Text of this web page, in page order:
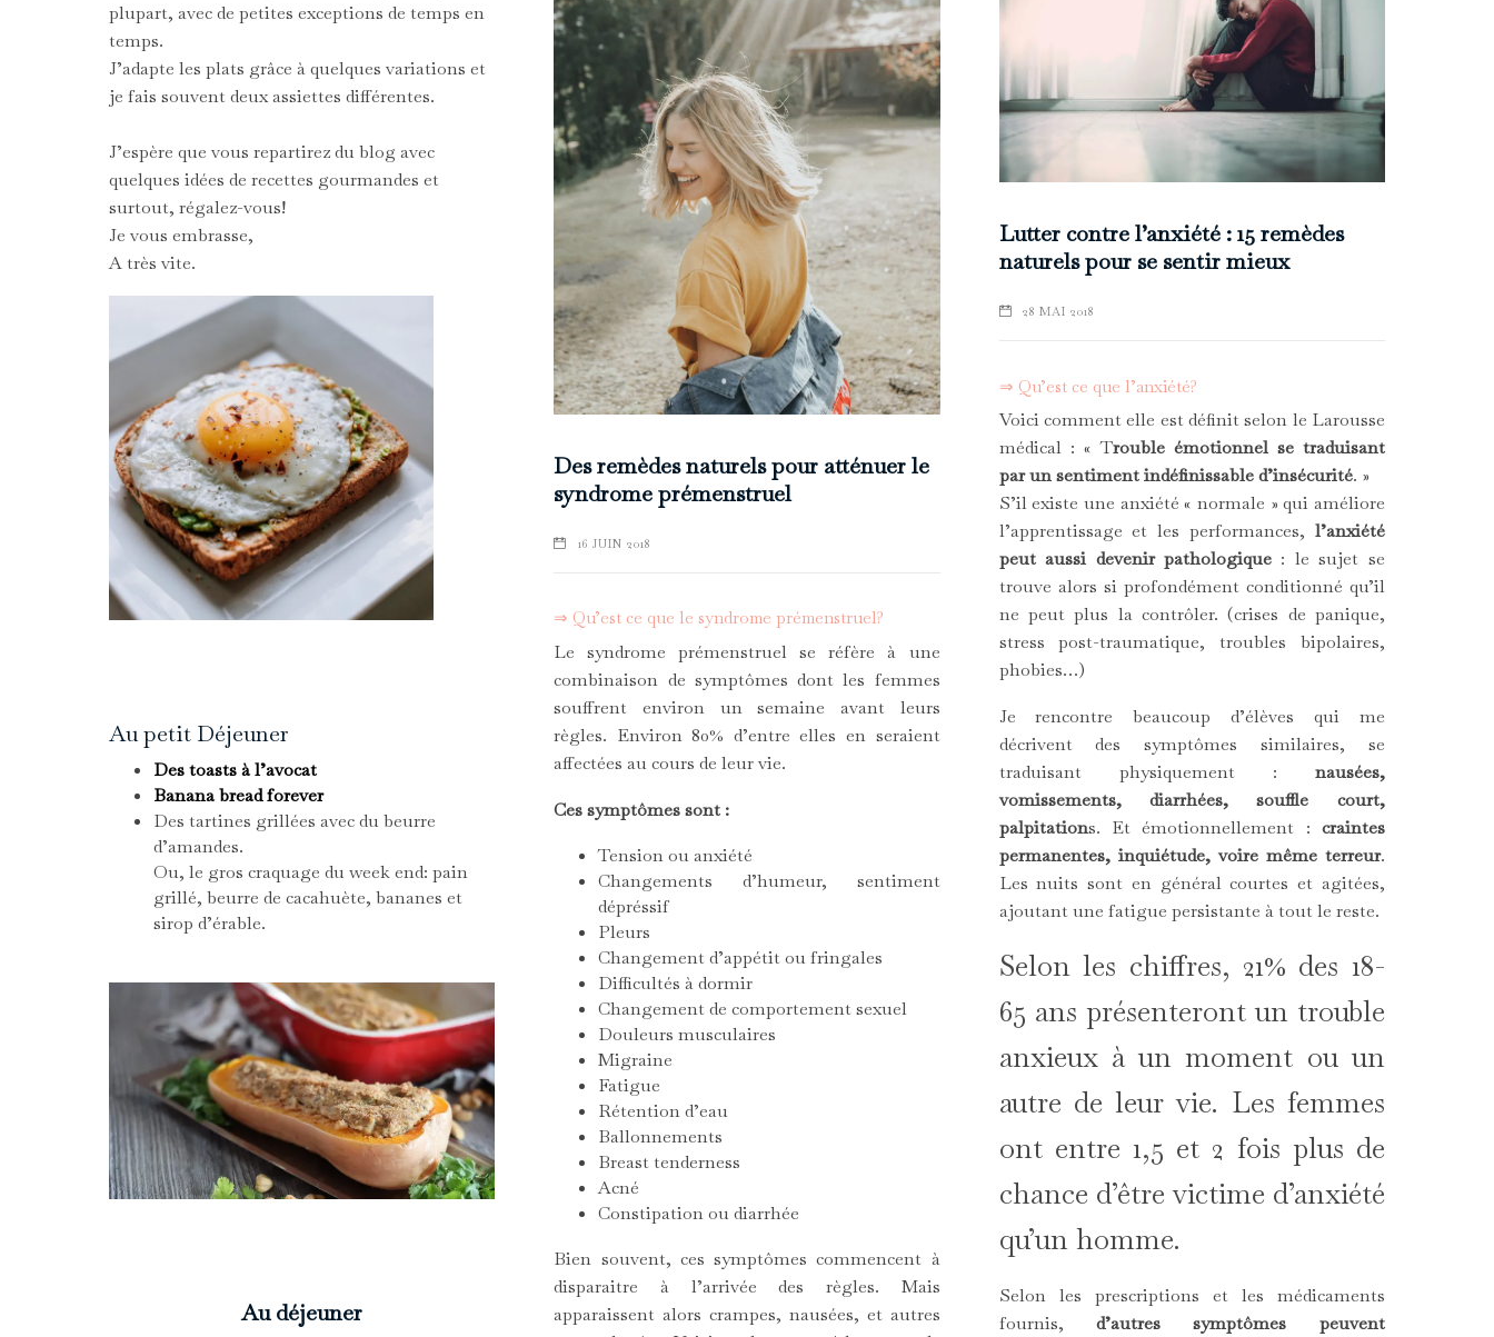
plupart, avec de petites exceptions de temps en
temps.
J’adapte les plats grâce à quelques variations et
je fais souvent deux assiettes différentes.
J’espère que vous repartirez du blog avec
quelques idées de recettes gourmandes et
surtout, régalez-vous!
Je vous embrasse,
A très vite.
Au petit Déjeuner
Des toasts à l’avocat
Banana breadforever
Des tartines grillées avec du beurre
d’amandes.
Ou, le gros craquage du week end: pain
grillé, beurre de cacahuète, bananes et
sirop d’érable.
Au déjeuner
Des remèdes naturels pour atténuer le
syndrome prémenstruel
16 JUIN 2018
⇒ Qu’est ce que le syndrome prémenstruel?
Le syndrome prémenstruel se réfère à une
combinaison de symptômes dont les femmes
souffrent environ un semaine avant leurs
règles. Environ 80% d’entre elles en seraient
affectées au cours de leur vie.
Ces symptômes sont :
Tension ou anxiété
Changements d’humeur, sentiment
dépréssif
Pleurs
Changement d’appétit ou fringales
Difficultés à dormir
Changement de comportement sexuel
Douleurs musculaires
Migraine
Fatigue
Rétention d’eau
Ballonnements
Breast tenderness
Acné
Constipation ou diarrhée
Bien souvent, ces symptômes commencent à
disparaitre à l’arrivée des règles. Mais
apparaissent alors crampes, nausées, et autres
Lutter contre l’anxiété : 15 remèdes
naturels pour se sentir mieux
28 MAI 2018
⇒ Qu’est ce que l’anxiété?
Voici comment elle est définit selon le Larousse
médical : « Trouble émotionnel se traduisant
par un sentiment indéfinissable d’insécurité. »
S’il existe une anxiété « normale » qui améliore
l’apprentissage et les performances, l’anxiété
peut aussi devenir pathologique : le sujet se
trouve alors si profondément conditionné qu’il
ne peut plus la contrôler. (crises de panique,
stress post-traumatique, troubles bipolaires,
phobies…)
Je rencontre beaucoup d’élèves qui me
décrivent des symptômes similaires, se
traduisant physiquement : nausées,
vomissements, diarrhées, souffle court,
palpitations. Et émotionnellement : craintes
permanentes, inquiétude, voire même terreur.
Les nuits sont en général courtes et agitées,
ajoutant une fatigue persistante à tout le reste.
Selon les chiffres, 21% des 18-
65 ans présenteront un trouble
anxieux à un moment ou un
autre de leur vie. Les femmes
ont entre 1,5 et 2 fois plus de
chance d’être victime d’anxiété
qu’un homme.
Selon les prescriptions et les médicaments
fournis,d’autres symptômes peuvent